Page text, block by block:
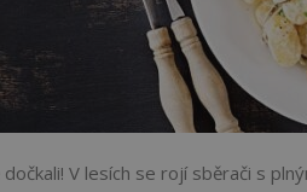
V lesích se rojí sběrači s